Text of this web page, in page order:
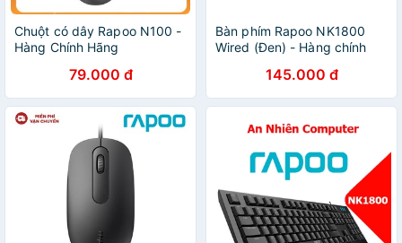
Chuột có dây Rapoo N100 -
Hàng Chính Hãng
79.000 đ
Bàn phím Rapoo NK1800
Wired (Đen) - Hàng chính
145.000 đ